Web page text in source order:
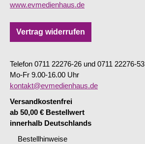
www.evmedienhaus.de
Vertrag widerrufen
Telefon 0711 22276-26 und 0711 22276-53
Mo-Fr 9.00-16.00 Uhr
kontakt@evmedienhaus.de
Versandkostenfrei
ab 50,00 € Bestellwert
innerhalb Deutschlands
Bestellhinweise